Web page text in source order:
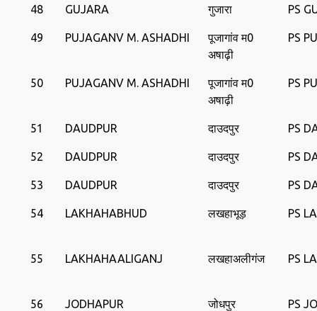
48 GUJARA गुजारा PS
49 PUJAGANV M. ASHADHI
पूजागांव म0
अषाढ़ी
PS
50 PUJAGANV M. ASHADHI
पूजागांव म0
अषाढ़ी
PS
51 DAUDPUR दाउदपुर PS
52 DAUDPUR दाउदपुर PS
53 DAUDPUR दाउदपुर PS
54 LAKHAHABHUD लखहाभूड़ PS
55 LAKHAHAALIGANJ लखहाअलीगंज PS
56 JODHAPUR जोधपुर PS